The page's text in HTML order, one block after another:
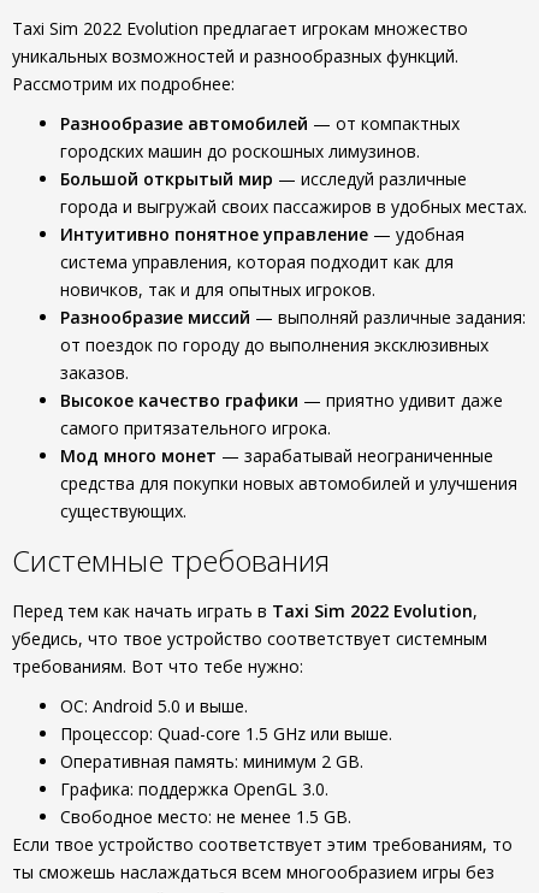
Taxi Sim 2022 Evolution предлагает игрокам множество
уникальных возможностей и разнообразных функций.
Рассмотрим их подробнее:
Разнообразие автомобилей — от компактных
городских машин до роскошных лимузинов.
Большой открытый мир — исследуй различные
города и выгружай своих пассажиров в удобных местах.
Интуитивно понятное управление — удобная
система управления, которая подходит как для
новичков, так и для опытных игроков.
Разнообразие миссий — выполняй различные задания:
от поездок по городу до выполнения эксклюзивных
заказов.
Высокое качество графики — приятно удивит даже
самого притязательного игрока.
Мод много монет — зарабатывай неограниченные
средства для покупки новых автомобилей и улучшения
существующих.
Системные требования
Перед тем как начать играть в Taxi Sim 2022 Evolution,
убедись, что твое устройство соответствует системным
требованиям. Вот что тебе нужно:
ОС: Android 5.0 и выше.
Процессор: Quad-core 1.5 GHz или выше.
Оперативная память: минимум 2 GB.
Графика: поддержка OpenGL 3.0.
Свободное место: не менее 1.5 GB.
Если твое устройство соответствует этим требованиям, то
ты сможешь наслаждаться всем многообразием игры без